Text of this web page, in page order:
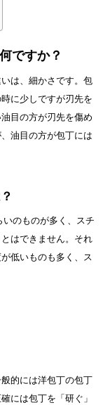
ですか？
は、細かさです。包
に少しですが刃先を
目の方が刃先を傷め
油目の方が包丁には
いのものが多く、スチ
はできません。それ
低いものも多く、ス
的には洋包丁の包丁
には包丁を「研ぐ」